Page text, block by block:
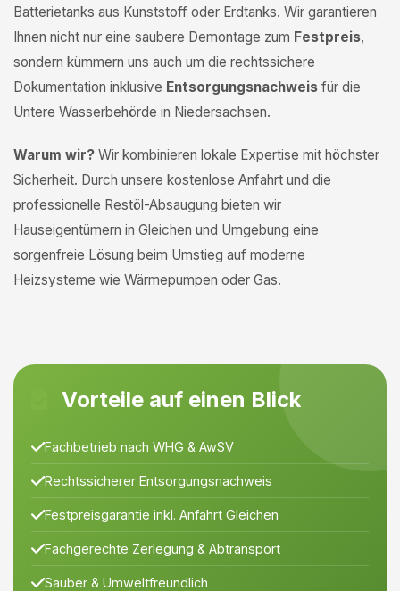
Batterietanks aus Kunststoff oder Erdtanks. Wir garantieren
Ihnen nicht nur eine saubere Demontage zum Festpreis,
sondern kümmern uns auch um die rechtssichere
Dokumentation inklusive Entsorgungsnachweis für die
Untere Wasserbehörde in Niedersachsen.
Warum wir? Wir kombinieren lokale Expertise mit höchster
Sicherheit. Durch unsere kostenlose Anfahrt und die
professionelle Restöl-Absaugung bieten wir
Hauseigentümern in Gleichen und Umgebung eine
sorgenfreie Lösung beim Umstieg auf moderne
Heizsysteme wie Wärmepumpen oder Gas.
Vorteile auf einen Blick
Fachbetrieb nach WHG & AwSV
Rechtssicherer Entsorgungsnachweis
Festpreisgarantie inkl. Anfahrt Gleichen
Fachgerechte Zerlegung & Abtransport
Sauber & Umweltfreundlich